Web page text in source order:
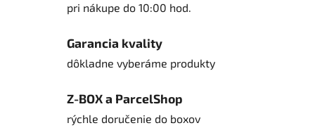
pri nákupe do 10:00 hod.
Garancia kvality
dôkladne vyberáme produkty
Z-BOX a ParcelShop
rýchle doručenie do boxov